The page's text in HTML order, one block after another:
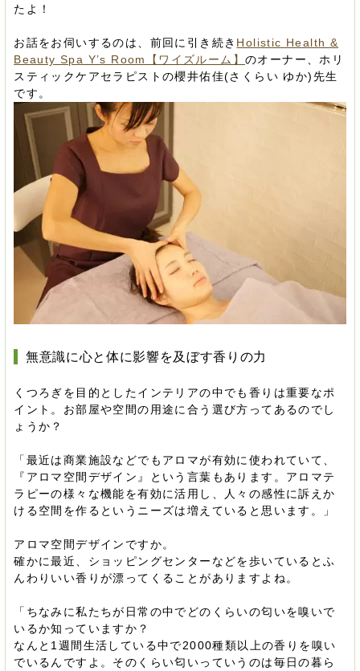
たよ！
お話をお伺いするのは、前回に引き続き Holistic Health &
Beauty Spa Y’s Room【ワイズルーム】 のオーナー、ホリ
スティックケアセラピストの櫻井佑佳(さくらい ゆか)先生
です。
無意識に心と体に影響を及ぼす香りの力
くつろぎを目的としたインテリアの中でも香りは重要なポ
イント。お部屋や空間の用途に合う選び方ってあるのでし
ょうか？
「最近は商業施設などでもアロマが有効に使われていて、
『アロマ空間デザイン』という言葉もあります。アロマテ
ラピーの様々な機能を有効に活用し、人々の感性に訴えか
ける空間を作るというニーズは増えていると思います。」
アロマ空間デザインですか。
確かに最近、ショッピングセンターなどを歩いているとふ
んわりいい香りが漂ってくることがありますよね。
「ちなみに私たちが日常の中でどのくらいの匂いを嗅いで
いるか知っていますか？
なんと1週間生活している中で2000種類以上の香りを嗅い
でいるんですよ。そのくらい匂いっていうのは毎日の暮ら